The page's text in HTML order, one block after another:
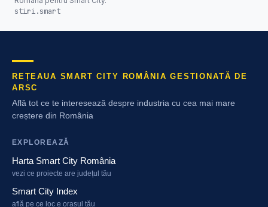
stiri.smart
REȚEAUA SMART CITY ROMÂNIA GESTIONATĂ DE
ARSC
Află tot ce te interesează despre industria cu cea mai mare
creștere din România
EXPLOREAZĂ
Harta Smart City România
vezi ce proiecte are județul tău
Smart City Index
află pe ce loc e orașul tău